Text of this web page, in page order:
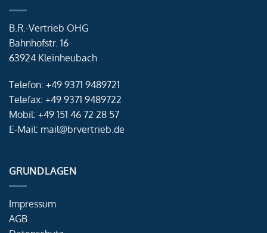
B.R.-Vertrieb OHG
Bahnhofstr. 16
63924 Kleinheubach
Telefon: +49 9371 9489721
Telefax: +49 9371 9489722
Mobil: +49 151 46 72 28 57
E-Mail: mail@brvertrieb.de
GRUNDLAGEN
Impressum
AGB